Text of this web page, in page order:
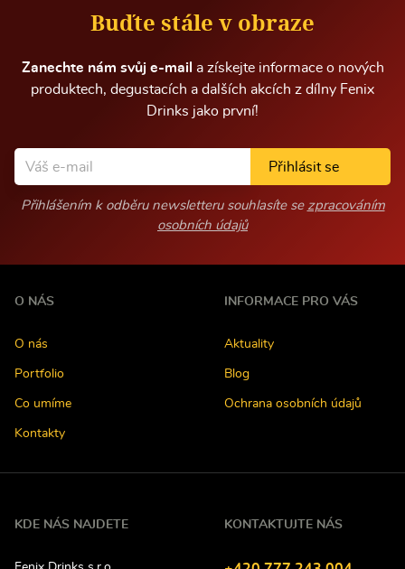
m
a
Buďte stále v obraze
Zanechte nám svůj e-mail
a získejte informace o nových
produktech, degustacích a dalších akcích z dílny Fenix
Drinks jako první!
Přihlásit se
Přihlášením k odběru newsletteru souhlasíte se zpracováním
osobních údajů
O NÁS
O nás
Portfolio
Co umíme
Kontakty
INFORMACE PRO VÁS
Aktuality
Blog
Ochrana osobních údajů
KDE NÁS NAJDETE KONTAKTUJTE NÁS